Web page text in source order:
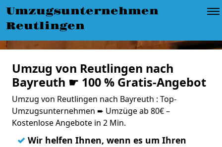
Umzugsunternehmen
Reutlingen
Umzug von Reutlingen nach
Bayreuth ☛ 100 % Gratis-Angebot
Umzug von Reutlingen nach Bayreuth : Top-
Umzugsunternehmen ➨ Umzüge ab 80€ –
Kostenlose Angebote in 2 Min.
✓ Wir helfen Ihnen, wenn es um Ihren